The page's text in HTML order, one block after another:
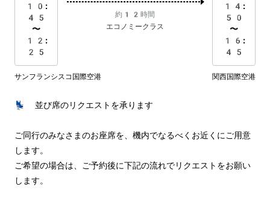
10:
45
〜
12:
25
約12時間
エコノミークラス
14:
50
〜
16:
45
サンフランシスコ国際空港 関西国際空港
💺 並び席のリクエストを承ります
ご同行のみなさまのお座席を、機内でなるべくお近くにご用意
します。
ご希望の場合は、ご予約後に下記の流れでリクエストをお願い
します。